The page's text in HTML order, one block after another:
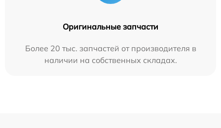
Оригинальные запчасти
Более 20 тыс. запчастей от производителя в
наличии на собственных складах.